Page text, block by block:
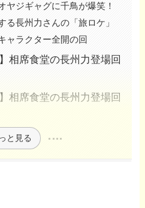
ヤジギャグに千鳥が爆笑！
る長州力さんの「旅ロケ」
ャラクター全開の回
相席食堂の長州力登場回
相席食堂の長州力登場回
と見る